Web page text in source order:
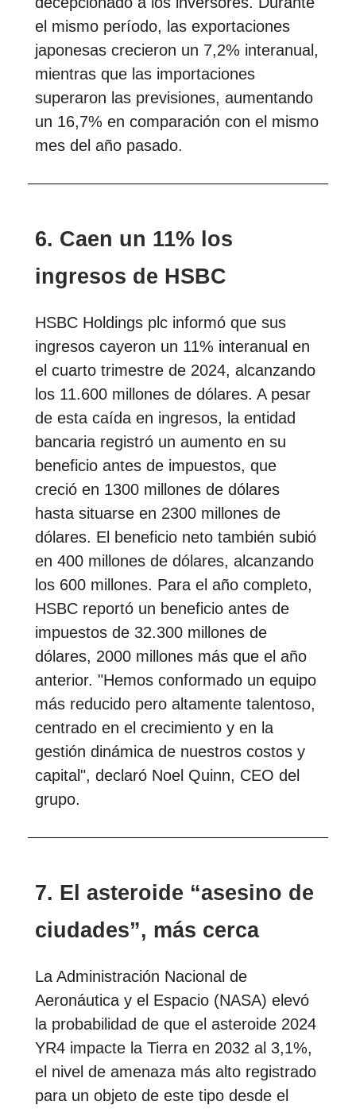
el mismo período, las exportaciones
japonesas crecieron un 7,2% interanual,
mientras que las importaciones
superaron las previsiones, aumentando
un 16,7% en comparación con el mismo
mes del año pasado.
6. Caen un 11% los
ingresos de HSBC
HSBC Holdings plc informó que sus
ingresos cayeron un 11% interanual en
el cuarto trimestre de 2024, alcanzando
los 11.600 millones de dólares. A pesar
de esta caída en ingresos, la entidad
bancaria registró un aumento en su
beneficio antes de impuestos, que
creció en 1300 millones de dólares
hasta situarse en 2300 millones de
dólares. El beneficio neto también subió
en 400 millones de dólares, alcanzando
los 600 millones. Para el año completo,
HSBC reportó un beneficio antes de
impuestos de 32.300 millones de
dólares, 2000 millones más que el año
anterior. "Hemos conformado un equipo
más reducido pero altamente talentoso,
centrado en el crecimiento y en la
gestión dinámica de nuestros costos y
capital", declaró Noel Quinn, CEO del
grupo.
7. El asteroide “asesino de
ciudades”, más cerca
La Administración Nacional de
Aeronáutica y el Espacio (NASA) elevó
la probabilidad de que el asteroide 2024
YR4 impacte la Tierra en 2032 al 3,1%,
el nivel de amenaza más alto registrado
para un objeto de este tipo desde el